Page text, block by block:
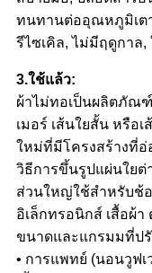
ทนทานต่ออุณหภูมิเตา
รีไซเคิล, ไม่มีฤดูกาล
3.ใช้แล้ว:
ผ้าไม่ทอเป็นผลิตภัณ
เมอร์ เส้นใยสั้น หรือ
ใหม่ที่มีโครงสร้างที่
วิธีการขึ้นรูปแผ่นใยต่
ส่วนใหญ่ใช้สำหรับช้
อิเล็กทรอนิกส์ เสื้อผ้
ขนาดและแกรมมที่ป
• การแพทย์ (นอนวูฟ